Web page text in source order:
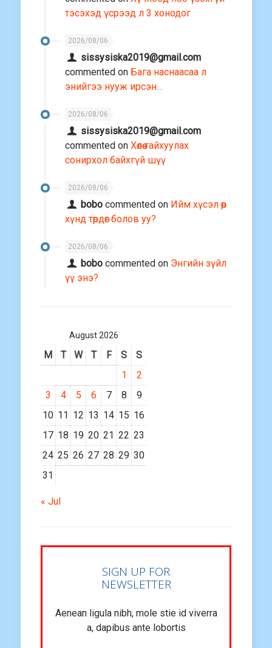
тэсэхэд үсрээд л 3 хонодог
2026/08/06
sissysiska2019@gmail.com
commented on Бага наснаасаа л
энийгээ нууж ирсэн…
2026/08/06
sissysiska2019@gmail.com
commented on Хөлөө гайхуулах
сонирхол байхгүй шүү
2026/08/06
bobo commented on Ийм хүсэл өөр
хүнд төрдөг болов уу?
2026/08/06
bobo commented on Энгийн зүйл
үү энэ?
August 2026
M T W T F S
S
1
2
3
4 5 6 7 8
9
10 11 12 13 14 15 16
17 18 19 20 21 22 23
24 25 26 27 28 29 30
31
« Jul
SIGN UP FOR
NEWSLETTER
Aenean ligula nibh, mole stie id viverra
a, dapibus ante lobortis